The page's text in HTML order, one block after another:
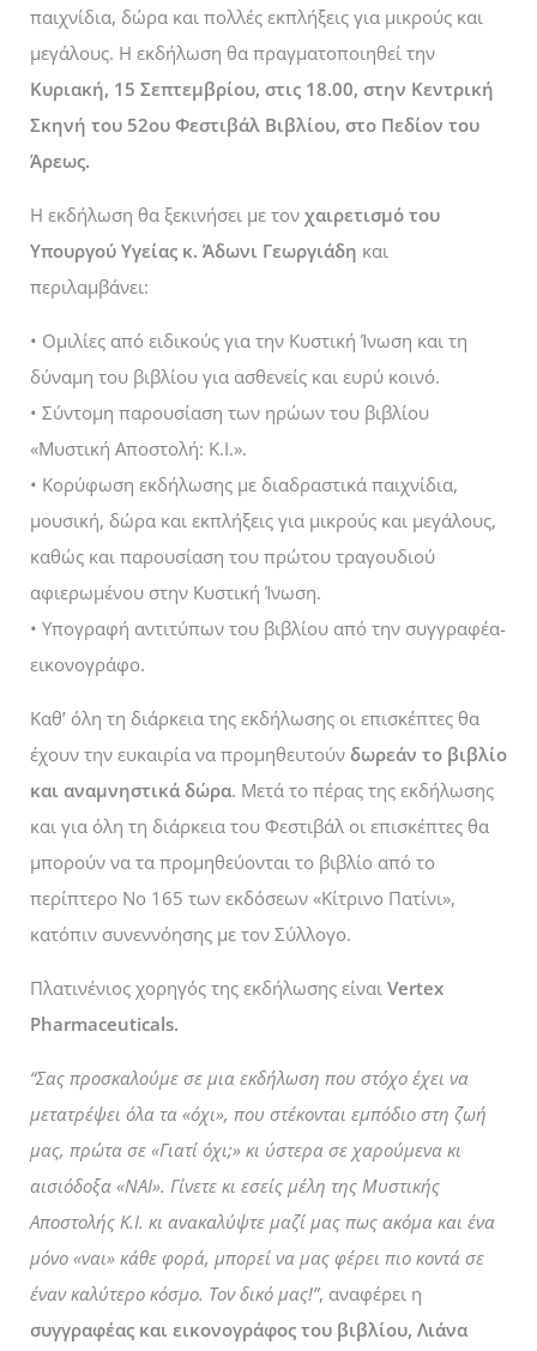
παιχνίδια, δώρα και πολλές εκπλήξεις για μικρούς και
μεγάλους. Η εκδήλωση θα πραγματοποιηθεί την
Κυριακή, 15 Σεπτεμβρίου, στις 18.00, στην Κεντρική
Σκηνή του 52ου Φεστιβάλ Βιβλίου, στο Πεδίον του
Άρεως.
Η εκδήλωση θα ξεκινήσει με τον χαιρετισμό του
Υπουργού Υγείας κ. Άδωνι Γεωργιάδη και
περιλαμβάνει:
• Ομιλίες από ειδικούς για την Κυστική Ίνωση και τη
δύναμη του βιβλίου για ασθενείς και ευρύ κοινό.
• Σύντομη παρουσίαση των ηρώων του βιβλίου
«Μυστική Αποστολή: Κ.Ι.».
• Κορύφωση εκδήλωσης με διαδραστικά παιχνίδια,
μουσική, δώρα και εκπλήξεις για μικρούς και μεγάλους,
καθώς και παρουσίαση του πρώτου τραγουδιού
αφιερωμένου στην Κυστική Ίνωση.
• Υπογραφή αντιτύπων του βιβλίου από την συγγραφέα-
εικονογράφο.
Καθ’ όλη τη διάρκεια της εκδήλωσης οι επισκέπτες θα
έχουν την ευκαιρία να προμηθευτούν δωρεάν το βιβλίο
και αναμνηστικά δώρα. Μετά το πέρας της εκδήλωσης
και για όλη τη διάρκεια του Φεστιβάλ οι επισκέπτες θα
μπορούν να τα προμηθεύονται το βιβλίο από το
περίπτερο Νο 165 των εκδόσεων «Κίτρινο Πατίνι»,
κατόπιν συνεννόησης με τον Σύλλογο.
Πλατινένιος χορηγός της εκδήλωσης είναι Vertex
Pharmaceuticals.
“Σας προσκαλούμε σε μια εκδήλωση που στόχο έχει να
μετατρέψει όλα τα «όχι», που στέκονται εμπόδιο στη ζωή
μας, πρώτα σε «Γιατί όχι;» κι ύστερα σε χαρούμενα κι
αισιόδοξα «ΝΑΙ». Γίνετε κι εσείς μέλη της Μυστικής
Αποστολής Κ.Ι. κι ανακαλύψτε μαζί μας πως ακόμα και ένα
μόνο «ναι» κάθε φορά, μπορεί να μας φέρει πιο κοντά σε
έναν καλύτερο κόσμο. Τον δικό μας!”, αναφέρει η
συγγραφέας και εικονογράφος του βιβλίου, Λιάνα